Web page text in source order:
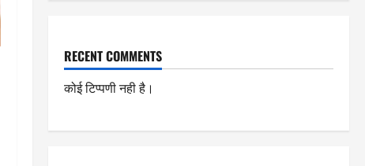
RECENT COMMENTS
कोई टिप्पणी नही है।